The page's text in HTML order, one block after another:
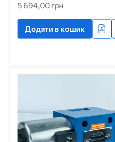
5 694,00 грн
Додати в кошик